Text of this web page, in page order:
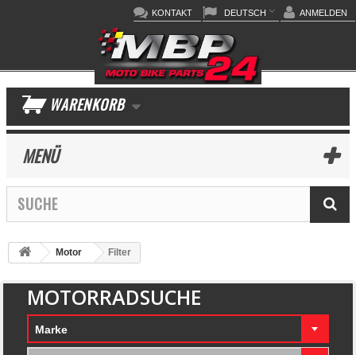
ANMELDEN
DEUTSCH
KONTAKT
WARENKORB
MENÜ
Motor Filter
MOTORRADSUCHE
Marke